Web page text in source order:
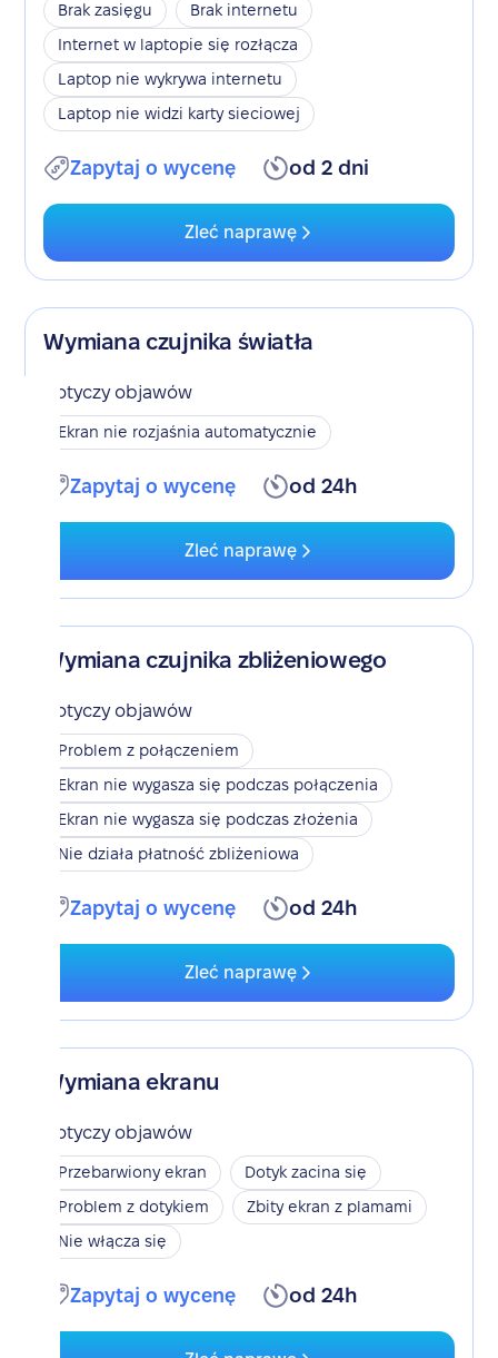
Brak zasięgu
Brak internetu
Internet w laptopie się rozłącza
Laptop nie wykrywa internetu
Laptop nie widzi karty sieciowej
Zapytaj o wycenę od 2 dni
Zleć naprawę
Wymiana czujnika światła
Dotyczy objawów
Ekran nie rozjaśnia automatycznie
Zapytaj o wycenę od 24h
Zleć naprawę
Wymiana czujnika zbliżeniowego
Dotyczy objawów
Problem z połączeniem
Ekran nie wygasza się podczas połączenia
Ekran nie wygasza się podczas złożenia
Nie działa płatność zbliżeniowa
Zapytaj o wycenę od 24h
Zleć naprawę
Wymiana ekranu
Dotyczy objawów
Przebarwiony ekran
Dotyk zacina się
Problem z dotykiem
Zbity ekran z plamami
Nie włącza się
Zapytaj o wycenę od 24h